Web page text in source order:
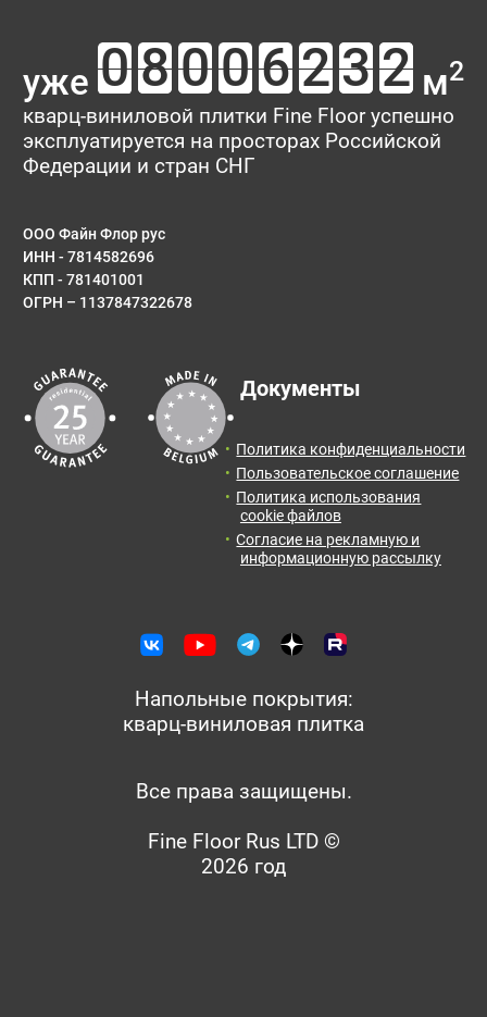
уже м2
кварц-виниловой плитки Fine Floor успешно
эксплуатируется на просторах Российской
Федерации и стран СНГ
ООО Файн Флор рус
ИНН - 7814582696
КПП - 781401001
ОГРН – 1137847322678
Документы
Политика конфиденциальности
Пользовательское соглашение
Политика использования
cookie файлов
Согласие на рекламную и
информационную рассылку
Напольные покрытия:
кварц-виниловая плитка
Все права защищены.
Fine Floor Rus LTD ©
2026 год